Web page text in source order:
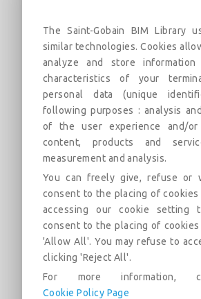
Sistema de divisória de estrutura
constituído por duas placas de
Placo® BA15 de 15 mm de
aparafusadas a cada lado
estrutura metálica de aço
composta por duas linhas de
compostas cada uma delas por
horizontais e montantes verticais
de 70 mm, modulados a 600 mm.
linhas de estrutura, uma placa
aparafusada a uma só linha de
resultando uma espessura total
terminada de 215 mm. Incluindo
Arena ou similar. Parte
fita de juntas, parafusos Placo®,
The Saint-Gobain BIM Library
similar technologies. Cookies
analyze and store
characteristics of your
personal data (unique
following purposes : analysis
of the user experience and/
content, products and
measurement and analysis.
You can freely give, refuse or
consent to the placing of cookies
accessing our cookie setting
consent to the placing of
'Allow All'. You may refuse to
clicking 'Reject All'.
For more information,
Cookie Policy Page